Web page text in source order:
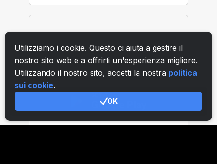
Utilizziamo i cookie. Questo ci aiuta a gestire il
nostro sito web e a offrirti un'esperienza migliore.
Utilizzando il nostro sito, accetti la nostra politica
sui cookie.
OK